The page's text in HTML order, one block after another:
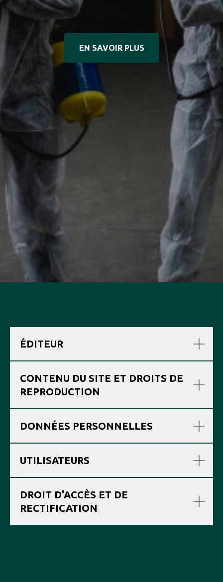
EN SAVOIR PLUS
ÉDITEUR
CONTENU DU SITE ET DROITS DE
REPRODUCTION
DONNÉES PERSONNELLES
UTILISATEURS
DROIT D'ACCÈS ET DE
RECTIFICATION